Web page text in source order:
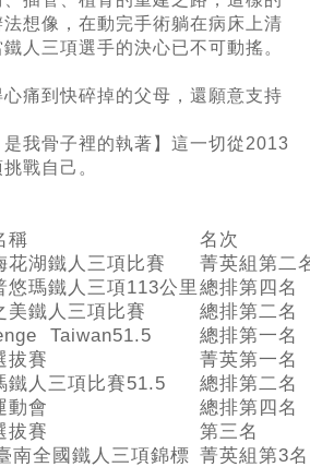
想像，在動完手術躺在病床上清
人三項選手的決心已不可動搖。
痛到快碎掉的父母，還願意支持
是我骨子裡的執著】這一切從2013
戰自己。
稱
名次
花湖鐵人三項比賽
菁英組第二
悠瑪鐵人三項113公里 總排第四名
美鐵人三項比賽
總排第二名
Taiwan51.5
總排第一名
拔賽
菁英第一名
鐵人三項比賽51.5
總排第二名
動會
總排第四名
拔賽
第三名
南全國鐵人三項錦標 菁英組第3名